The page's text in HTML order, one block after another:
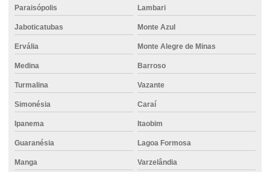
Concreto usinado para contrapiso
Concreto usinado com fibra
Concreto usinado para fundação
Concreto usinado com impermeabilizante
Concreto usinado impermeável
Concreto usinado para laje
Paraisópolis Lambari
Jaboticatubas Monte Azul
Ervália Monte Alegre de Minas
Medina Barroso
Turmalina Vazante
Simonésia Caraí
Ipanema Itaobim
Guaranésia Lagoa Formosa
Manga Varzelândia